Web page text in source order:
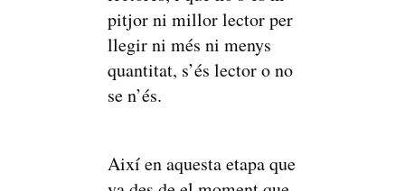
pitjor ni millor lector per
llegir ni més ni menys
quantitat, s’és lector o no
se n’és.
Així en aquesta etapa que